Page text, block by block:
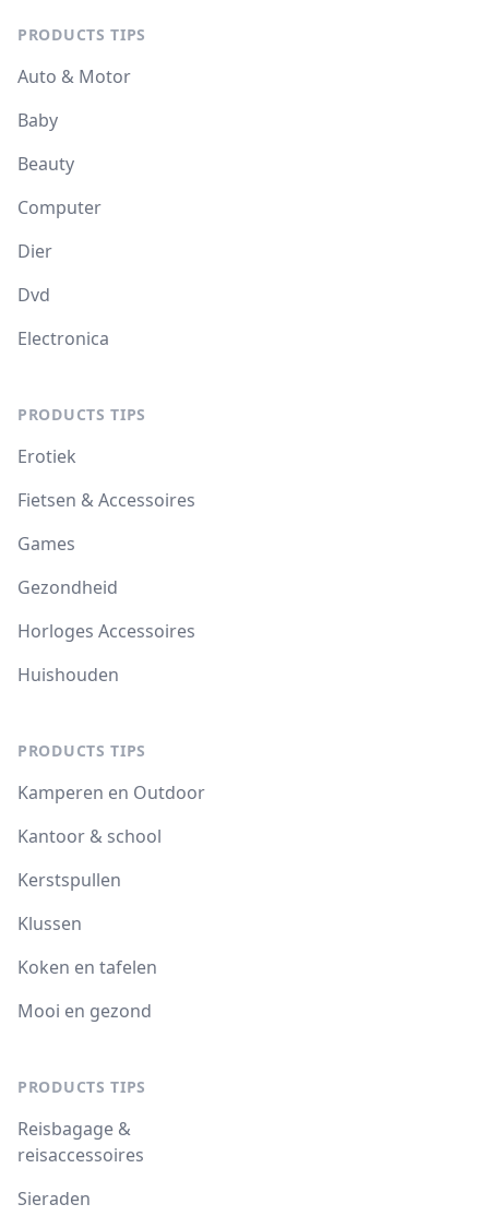
PRODUCTS TIPS
Auto & Motor
Baby
Beauty
Computer
Dier
Dvd
Electronica
PRODUCTS TIPS
Erotiek
Fietsen & Accessoires
Games
Gezondheid
Horloges Accessoires
Huishouden
PRODUCTS TIPS
Kamperen en Outdoor
Kantoor & school
Kerstspullen
Klussen
Koken en tafelen
Mooi en gezond
PRODUCTS TIPS
Reisbagage &
reisaccessoires
Sieraden